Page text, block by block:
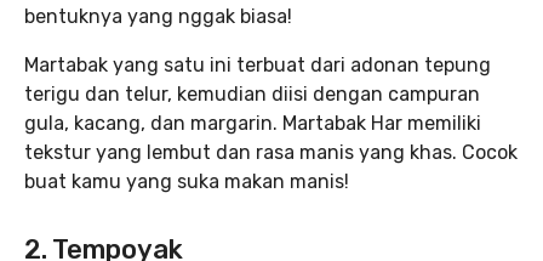
bentuknya yang nggak biasa!
Martabak yang satu ini terbuat dari adonan tepung
terigu dan telur, kemudian diisi dengan campuran
gula, kacang, dan margarin. Martabak Har memiliki
tekstur yang lembut dan rasa manis yang khas. Cocok
buat kamu yang suka makan manis!
2. Tempoyak